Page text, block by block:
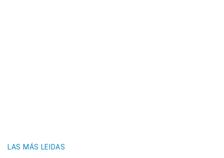
LAS MÁS LEIDAS